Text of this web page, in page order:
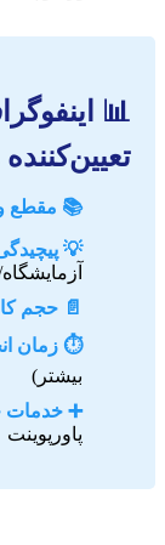
📊
تعیین‌کننده
📚 مقطع
💡
📄 حجم
⏱️ زمان
بیشتر)
➕ خدمات
پاورپوینت